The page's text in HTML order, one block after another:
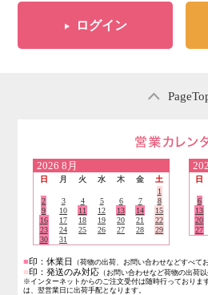
ログイン
2026 8月
日 月 火 水 木 金
土
1
2
3 4 5 6 7
8
9
10 11 12 13 14
15
16
17 18 19 20 21
22
23
24 25 26 27 28
29
30
31
日
6
13
20
27
■印：休業日 （荷物の出荷、お問い合わせなどすべて
■印：発送のみ対応 （お問い合わせなど荷物の出荷
※インターネットからのご注文受付は随時行っておりま
は、翌営業日に出荷手配となります。